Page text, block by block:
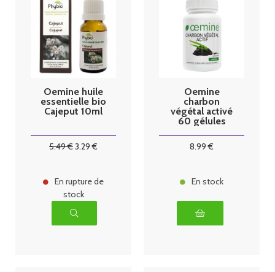
Oemine huile
essentielle bio
Cajeput 10ml
5.49€3.29 €
En rupture de
stock
Oemine
charbon
végétal activé
60 gélules
8.99 €
En stock